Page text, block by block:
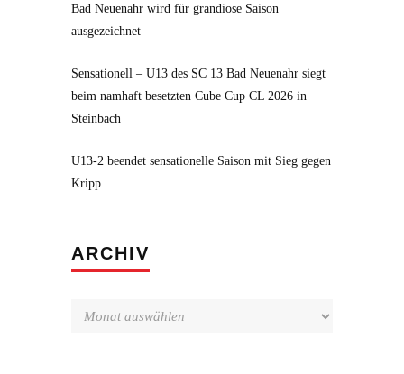
Bad Neuenahr wird für grandiose Saison
ausgezeichnet
Sensationell – U13 des SC 13 Bad Neuenahr siegt
beim namhaft besetzten Cube Cup CL 2026 in
Steinbach
U13-2 beendet sensationelle Saison mit Sieg gegen
Kripp
ARCHIV